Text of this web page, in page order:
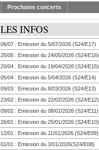
Prochains concerts
LES INFOS
06/07 : Emission du 5/07/2026 (S24/E17)
25/05 : Emission du 24/05/2026 (S24/E16)
20/04 : Emission du 19/04/2026 (S24/E15)
05/04 : Emission du 5/04/2026 (S24/E14)
09/03 : Emission du 8/03/2026 (S24/E13)
23/02 : Emission du 22/02/2026 (S24/E12)
09/02 : Emission du 08/02/2026 (S24/E11)
26/01 : Emission du 25/01/2026 (S24/E10)
12/01 : Emission du 11/01/2026 (S24/E09)
01/01 : Emission du 3/01/2026(S24/E08)